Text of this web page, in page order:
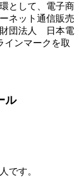
として、電子商
ネット通信販売
財団法人 日本電
インマークを取
ル
です。